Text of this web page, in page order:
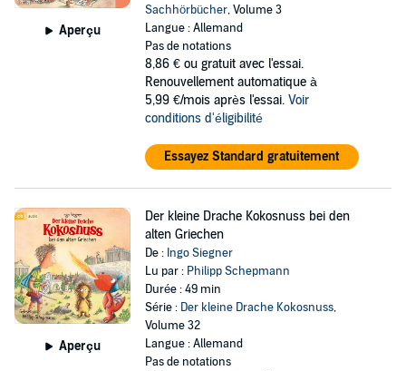
Aperçu
Sachhörbücher, Volume 3
Langue : Allemand
Pas de notations
8,86 € ou gratuit avec l'essai.
Renouvellement automatique à
5,99 €/mois après l'essai. Voir
conditions d'éligibilité
Essayez Standard gratuitement
Aperçu
Der kleine Drache Kokosnuss bei den
alten Griechen
De : Ingo Siegner
Lu par : Philipp Schepmann
Durée : 49 min
Série : Der kleine Drache Kokosnuss,
Volume 32
Langue : Allemand
Pas de notations